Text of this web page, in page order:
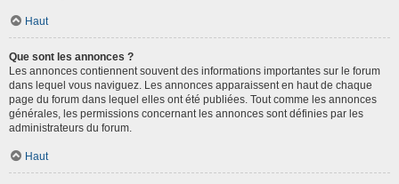
Haut
Que sont les annonces ?
Les annonces contiennent souvent des informations importantes sur le forum
dans lequel vous naviguez. Les annonces apparaissent en haut de chaque
page du forum dans lequel elles ont été publiées. Tout comme les annonces
générales, les permissions concernant les annonces sont définies par les
administrateurs du forum.
Haut